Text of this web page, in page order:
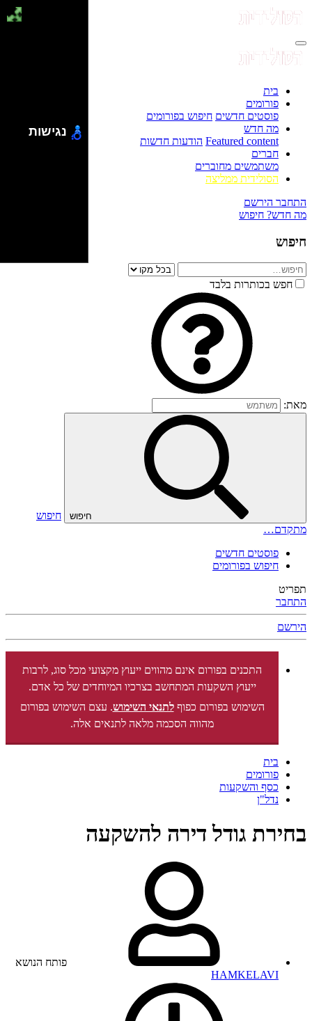
בית
פורומים
פוסטים חדשים חיפוש בפורומים
מה חדש
Featured content הודעות חדשות
חברים
משתמשים מחוברים
הסולידית ממליצה
התחבר הירשם
מה חדש? חיפוש
חיפוש
חפש בכותרות בלבד
מאת:
חיפוש
חיפוש
מתקדם…
פוסטים חדשים
חיפוש בפורומים
תפריט
התחבר
הירשם
התכנים בפורום אינם מהווים ייעוץ מקצועי מכל סוג, לרבות
ייעוץ השקעות המתחשב בצרכיו המיוחדים של כל אדם.
השימוש בפורום כפוףלתנאי השימוש. עצם השימוש בפורום
מהווה הסכמה מלאה לתנאים אלה.
בית
פורומים
כסף והשקעות
נדל"ן
בחירת גודל דירה להשקעה
פותח הנושא
HAMKELAVI
נגישות